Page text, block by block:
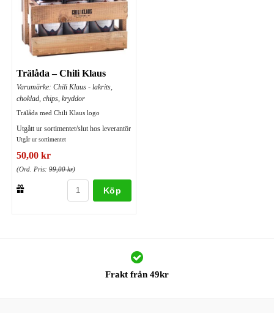
Trälåda – Chili Klaus
Varumärke: Chili Klaus - lakrits,
choklad, chips, kryddor
Trälåda med Chili Klaus logo
Utgått ur sortimentet/slut hos leverantör
Utgår ur sortimentet
50,00 kr
(Ord. Pris: 99,00 kr)
Köp
Frakt från 49kr